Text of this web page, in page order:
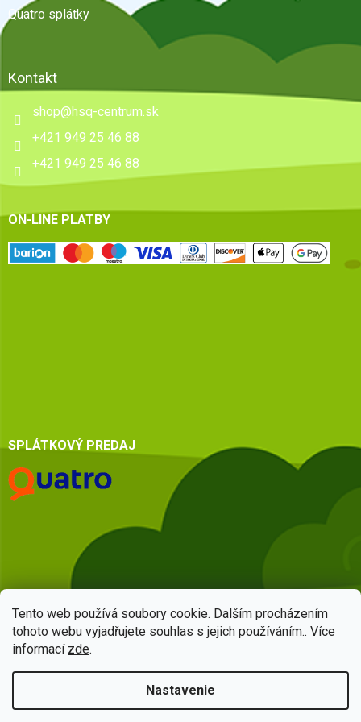
Tento web používá soubory cookie. Dalším procházením
tohoto webu vyjadřujete souhlas s jejich používáním.. Více
informací zde.
Nastavenie
Quatro splátky
Kontakt
shop@hsq-centrum.sk
+421 949 25 46 88
+421 949 25 46 88
ON-LINE PLATBY
SPLÁTKOVÝ PREDAJ